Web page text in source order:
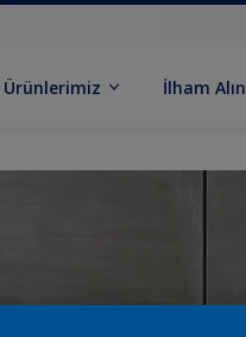
Ürünlerimiz İlham Alın